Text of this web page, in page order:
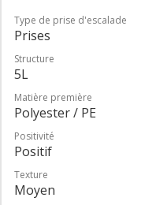
Type de prise d'escalade
Prises
Structure
5L
Matière première
Polyester / PE
Positivité
Positif
Texture
Moyen